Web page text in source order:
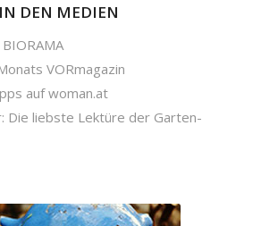
DEN MEDIEN
VORmagazin
auf woman.at
Die liebste Lektüre der Garten-